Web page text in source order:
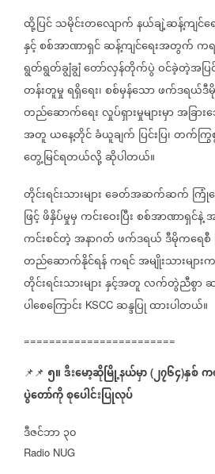
ထို့ပြင်သမိုင်းတလျောက်နယ်ချဲ့ဆန့်ကျင်ရေ
နှင့်စစ်အာဏာရှင်ဆန့်ကျင်ရေးအတွက်က
ရွတ်ရွတ်ချွံချွံတော်လှန်တိုက်ပွဲဝင်ခဲ့တဲ့အပြ
တန်းတူမှုရရှိရေး၊စစ်မှန်သောဖက်ဒရယ်ဒီ
တည်ဆောက်ရေးလှုပ်ရှားမှုများမှာအခြား
အတူယနေ့တိုင်ခံယူချက် ပြင်းပြ၊တက်ကြွ
တွေ့မြင်ရတယ်လို့ဆိုပါတယ်။
တိုင်းရင်းသားများခေတ်အဆက်ဆက် ကြုံ
ဖြင့်ဖိနှိပ်မှုမှကင်းဝေးပြီးစစ်အာဏာရှင်နဲ့
ကင်းစင်တဲ့အနာဂတ်ဖက်ဒရယ်ဒီမိုကရေစီ
တည်ဆောက်နိုင်ရန်ကရင်အမျိုးသားများက
တိုင်းရင်းသားများနှင့်အတူလက်တွဲညီစွာ
ပါစေကြောင်း KSCC ဆန္ဒပြုထားပါတယ်။
========================
📌📌 ၅။ဒီးမော့ဆိုမြို့နယ်မှာ (၂၇၆၄)နှစ်က
ပွဲတော်ကိုစုပေါင်းပြုလုပ်
ဒီဇင်ဘာ၃၀
Radio NUG